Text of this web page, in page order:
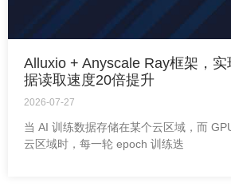
Alluxio + Anyscale Ray框架，
据读取速度20倍提升
2026-07-27
当 AI 训练数据存储在某个云区域，而
云区域时，每一轮 epoch 训练迭